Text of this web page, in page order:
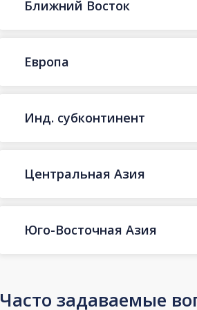
Ближний Восток
Европа
Инд. субконтинент
Центральная Азия
Юго-Восточная Азия
Часто задаваемые